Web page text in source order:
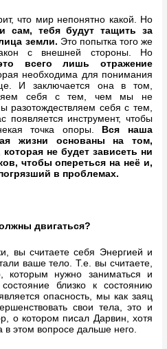
что мир непонятно какой. Но
сам, тебя будут тащить за
земли. Это попытка того же
с внешней стороны. Но
всего лишь отражение
необходима для понимания
И заключается она в том,
себя с тем, чем мы не
разотождествляем себя с тем,
инструмент, чтобы
точка опоры.
Вся наша
жизни основаны на том,
не будет зависеть ни
чтобы опереться на неё и,
в проблемах.
двигаться?
вы считаете себя Энергией и
ваше тело. Т.е. вы считаете,
нужно заниматься и
близко к состоянию
опасность, мы как заяц
свои тела, это и
о котором писал Дарвин, хотя
этом вопросе дальше него.